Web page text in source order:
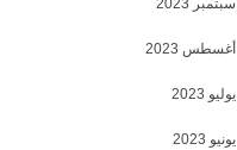
سبتمبر 2023
أغسطس 2023
يوليو 2023
يونيو 2023